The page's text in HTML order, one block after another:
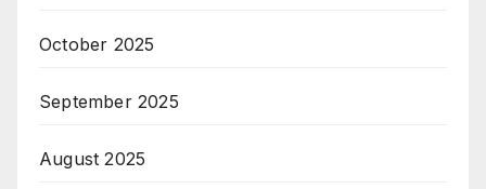
October 2025
September 2025
August 2025